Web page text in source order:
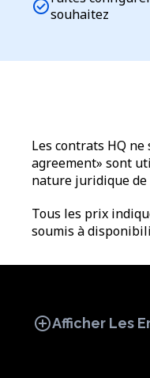
check_circlesouhaitez
Les contrats HQ
agreement» sont
nature juridique de
Tous les prix
soumis à
add_circleAfficher Les